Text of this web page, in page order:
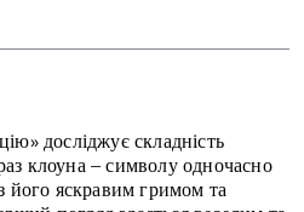
досліджує складність
клоуна – символу одночасно
його яскравим гримом та